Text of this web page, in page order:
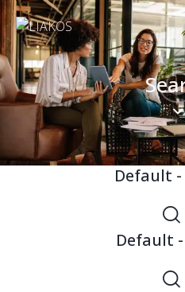
Default
Default